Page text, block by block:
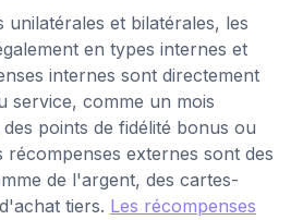
et bilatérales, les
en types internes et
internes sont directement
service, comme un mois
points de fidélité bonus ou
récompenses externes sont des
de l'argent, des cartes-
tiers. Les récompenses